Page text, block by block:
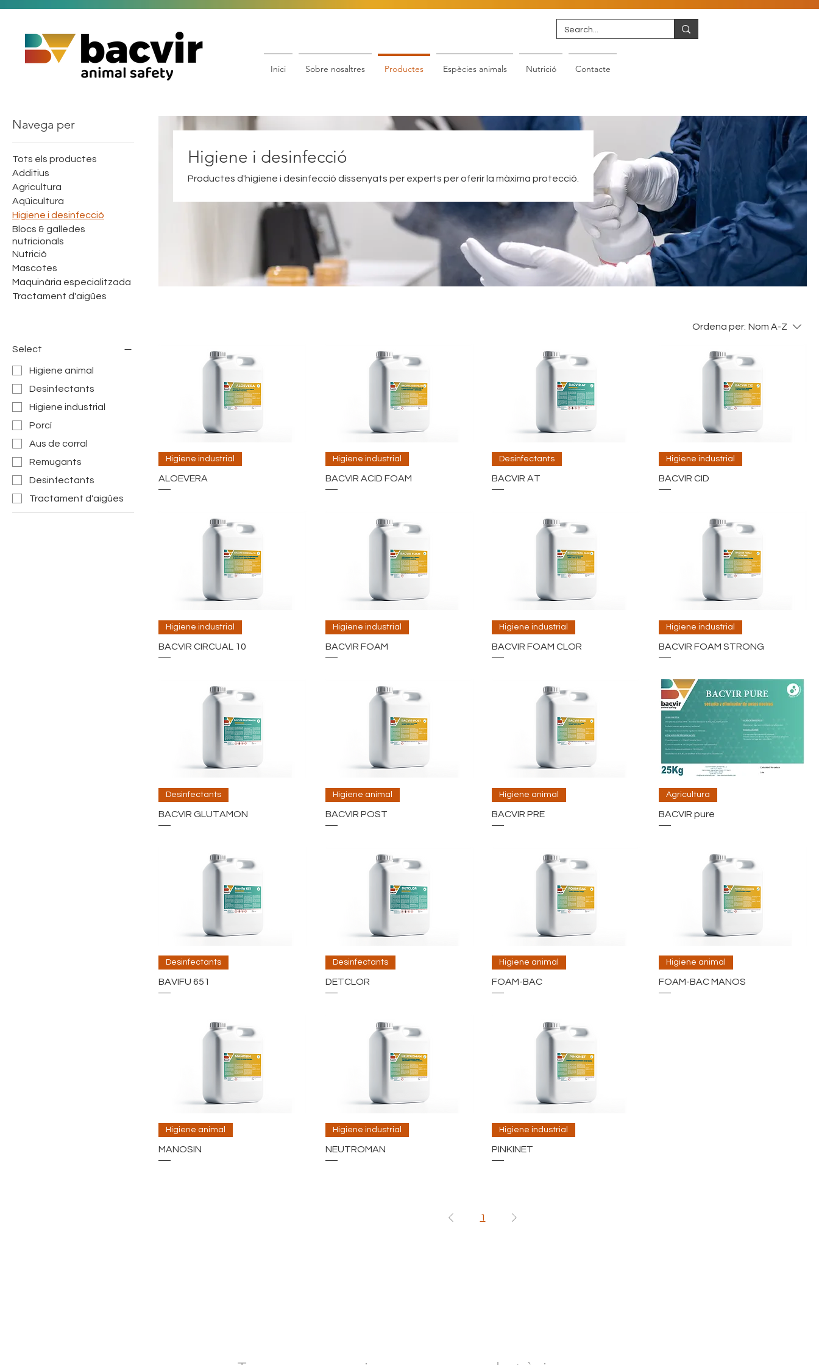
Inici Sobre nosaltres Productes Espècies animals Nutrició Contacte
Navega per
Tots els productes
Additius
Agricultura
Aqüicultura
Higiene i desinfecció
Blocs & galledes
nutricionals
Nutrició
Mascotes
Maquinària especialitzada
Tractament d'aigües
Select
Higiene animal
Desinfectants
Higiene industrial
Porcí
Aus de corral
Remugants
Desinfectants
Tractament d'aigües
Higiene i desinfecció
Productes d'higiene i desinfecció dissenyats per experts per oferir la màxima protecció.
Ordena per: Nom A-Z
Higiene industrial
ALOEVERA
Higiene industrial
BACVIR ACID FOAM
Desinfectants
BACVIR AT
Higiene industrial
BACVIR CID
Higiene industrial
BACVIR CIRCUAL 10
Higiene industrial
BACVIR FOAM
Higiene industrial
BACVIR FOAM CLOR
Higiene industrial
BACVIR FOAM STRONG
Desinfectants
BACVIR GLUTAMON
Higiene animal
BACVIR POST
Higiene animal
BACVIR PRE
Agricultura
BACVIR pure
Desinfectants
BAVIFU 651
Desinfectants
DETCLOR
Higiene animal
FOAM-BAC
Higiene animal
FOAM-BAC MANOS
Higiene animal
MANOSIN
Higiene industrial
NEUTROMAN
Higiene industrial
PINKINET
1